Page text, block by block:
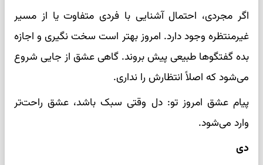
اگر مجردی، احتمال آشنایی با فردی متفاوت یا از مسیر
غیرمنتظره وجود دارد. امروز بهتر است سخت نگیری و اجازه
بده گفتگوها طبیعی پیش بروند. گاهی عشق از جایی شروع
می‌شود که اصلاً انتظارش را نداری.
پیام عشق امروز تو: دل وقتی سبک باشد، عشق راحت‌تر
وارد می‌شود.
دی